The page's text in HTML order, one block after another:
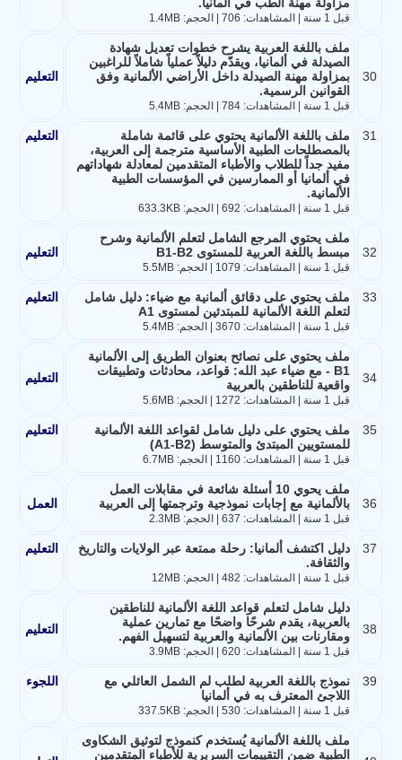
مزاولة مهنة الطب في ألمانيا.
قبل 1 سنة | المشاهدات: 706 | الحجم: 1.4MB
30
ملف باللغة العربية يشرح خطوات تعديل شهادة
الصيدلة في ألمانيا، ويقدّم دليلاً عملياً شاملاً للراغبين
بمزاولة مهنة الصيدلة داخل الأراضي الألمانية وفق
القوانين الرسمية.
قبل 1 سنة | المشاهدات: 784 | الحجم: 5.4MB
التعليم
31
ملف باللغة الألمانية يحتوي على قائمة شاملة
بالمصطلحات الطبية الأساسية مترجمة إلى العربية،
مفيد جداً للطلاب والأطباء المتقدمين لمعادلة شهاداتهم
في ألمانيا أو الممارسين في المؤسسات الطبية
الألمانية.
قبل 1 سنة | المشاهدات: 692 | الحجم: 633.3KB
التعليم
32
ملف يحتوي المرجع الشامل لتعلم الألمانية وشرح
مبسط باللغة العربية للمستوى B1-B2
قبل 1 سنة | المشاهدات: 1079 | الحجم: 5.5MB
التعليم
33
ملف يحتوي على دقائق ألمانية مع ضياء: دليل شامل
لتعلم اللغة الألمانية للمبتدئين لمستوى A1
قبل 1 سنة | المشاهدات: 3670 | الحجم: 5.4MB
التعليم
34
ملف يحتوي على نصائح بعنوان الطريق إلى الألمانية
B1 - مع ضياء عبد الله: قواعد، محادثات وتطبيقات
واقعية للناطقين بالعربية
قبل 1 سنة | المشاهدات: 1272 | الحجم: 5.6MB
التعليم
35
ملف يحتوي على دليل شامل لقواعد اللغة الألمانية
للمستويين المبتدئ والمتوسط (A1-B2)
قبل 1 سنة | المشاهدات: 1160 | الحجم: 6.7MB
التعليم
36
ملف يحوي 10 أسئلة شائعة في مقابلات العمل
بالألمانية مع إجابات نموذجية وترجمتها إلى العربية
قبل 1 سنة | المشاهدات: 637 | الحجم: 2.3MB
العمل
37
دليل اكتشف ألمانيا: رحلة ممتعة عبر الولايات والتاريخ
والثقافة.
قبل 1 سنة | المشاهدات: 482 | الحجم: 12MB
التعليم
38
دليل شامل لتعلم قواعد اللغة الألمانية للناطقين
بالعربية، يقدم شرحًا واضحًا مع تمارين عملية
ومقارنات بين الألمانية والعربية لتسهيل الفهم.
قبل 1 سنة | المشاهدات: 620 | الحجم: 3.9MB
التعليم
39
نموذج باللغة العربية لطلب لم الشمل العائلي مع
اللاجئ المعترف به في ألمانيا
قبل 1 سنة | المشاهدات: 530 | الحجم: 337.5KB
اللجوء
ملف باللغة الألمانية يُستخدم كنموذج لتوثيق الشكاوى
الطبية ضمن التقييمات السريرية للأطباء المتقدمين